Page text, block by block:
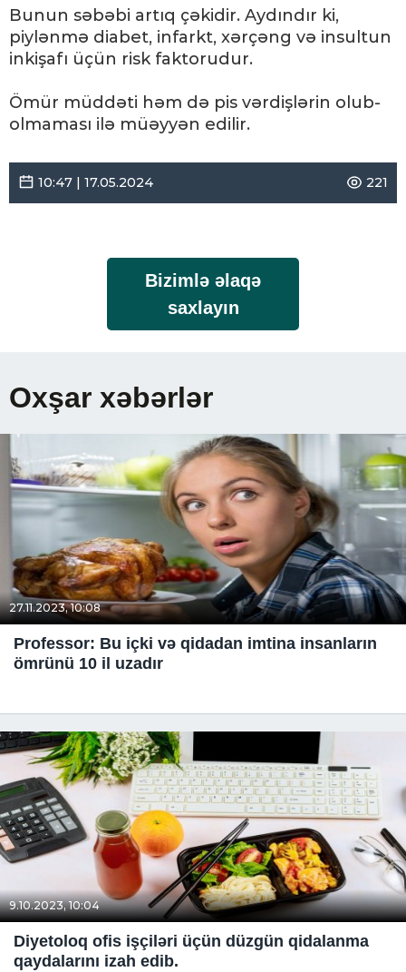
Bunun səbəbi artıq çəkidir. Aydındır ki,
piylənmə diabet, infarkt, xərçəng və insultun
inkişafı üçün risk faktorudur.
Ömür müddəti həm də pis vərdişlərin olub-
olmaması ilə müəyyən edilir.
10:47 | 17.05.2024 221
Bizimlə əlaqə
saxlayın
Oxşar xəbərlər
27.11.2023, 10:08
Professor: Bu içki və qidadan imtina insanların
ömrünü 10 il uzadır
9.10.2023, 10:04
Diyetoloq ofis işçiləri üçün düzgün qidalanma
qaydalarını izah edib.